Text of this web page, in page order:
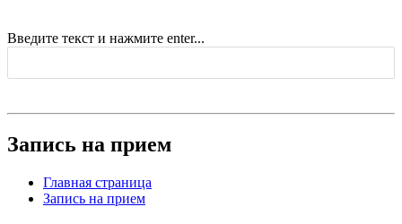
Введите текст и нажмите enter...
Запись на прием
Главная страница
Запись на прием